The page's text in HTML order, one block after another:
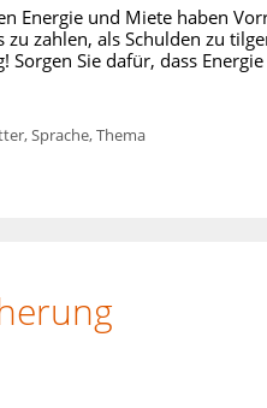
Energie und Miete haben
zahlen, als Schulden zu
Sie dafür, dass
,Sprache,Thema